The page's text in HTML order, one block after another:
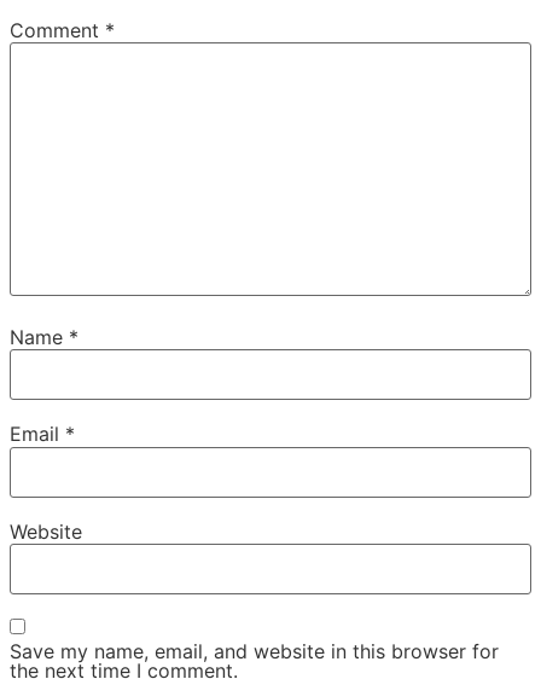
Comment *
Name *
Email *
Website
Save my name, email, and website in this browser for
the next time I comment.